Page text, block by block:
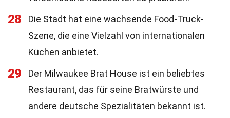
28
Die Stadt hat eine wachsende Food-Truck-
Szene, die eine Vielzahl von internationalen
Küchen anbietet.
29
Der Milwaukee Brat House ist ein beliebtes
Restaurant, das für seine Bratwürste und
andere deutsche Spezialitäten bekannt ist.